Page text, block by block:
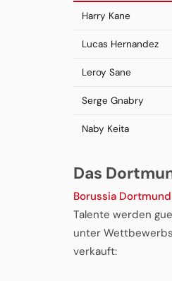
Harry Kane
Lucas Hernandez
Leroy Sane
Serge Gnabry
Naby Keita
Das
Borussia Dortmund
Talente werden
unter
verkauft: